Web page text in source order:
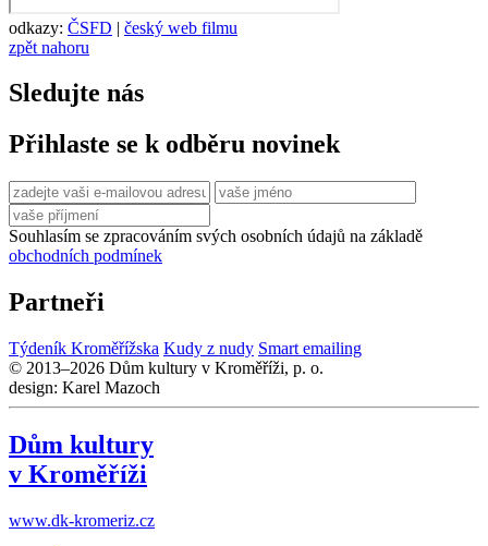
odkazy: ČSFD | český web filmu
zpět nahoru
Sledujte nás
Přihlaste se k odběru novinek
Souhlasím se zpracováním svých osobních údajů na základě
obchodních podmínek
Partneři
Týdeník Kroměřížska Kudy z nudy Smart emailing
© 2013–2026 Dům kultury v Kroměříži, p. o.
design: Karel Mazoch
Dům kultury
v Kroměříži
www.dk-kromeriz.cz